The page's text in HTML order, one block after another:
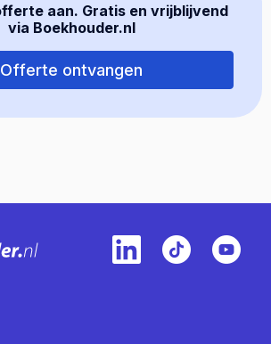
aan. Gratis en vrijblijvend
via Boekhouder.nl
Offerte ontvangen